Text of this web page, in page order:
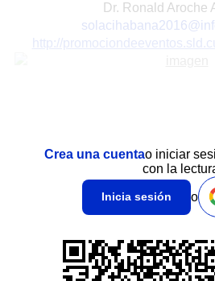
Dr. Ronald Aroche
http://
Crea una cuentao iniciar
con la
Inicia sesión o